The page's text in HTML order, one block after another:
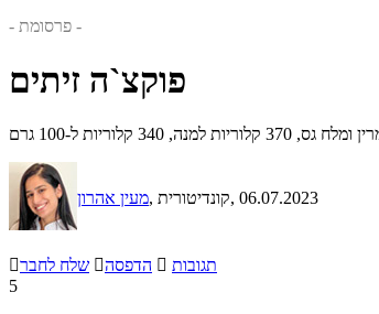
- פרסומת -
פוקצ`ה זיתים
ל-100 גרם
מעין אהרון , קונדיטורית, 06.07.2023
שלח לחבר הדפסה  תגובות
5